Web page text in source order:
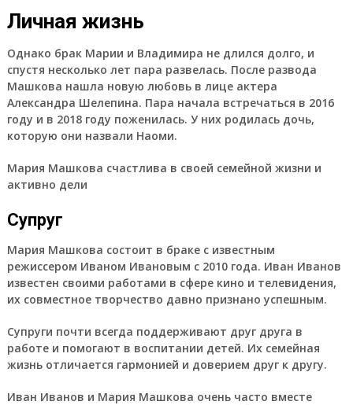
Личная жизнь
Однако брак Марии и Владимира не длился долго, и
спустя несколько лет пара развелась. После развода
Машкова нашла новую любовь в лице актера
Александра Шелепина. Пара начала встречаться в 2016
году и в 2018 году поженилась. У них родилась дочь,
которую они назвали Наоми.
Мария Машкова счастлива в своей семейной жизни и
активно дели
Супруг
Мария Машкова состоит в браке с известным
режиссером Иваном Ивановым с 2010 года. Иван Иванов
известен своими работами в сфере кино и телевидения,
их совместное творчество давно признано успешным.
Супруги почти всегда поддерживают друг друга в
работе и помогают в воспитании детей. Их семейная
жизнь отличается гармонией и доверием друг к другу.
Иван Иванов и Мария Машкова очень часто вместе